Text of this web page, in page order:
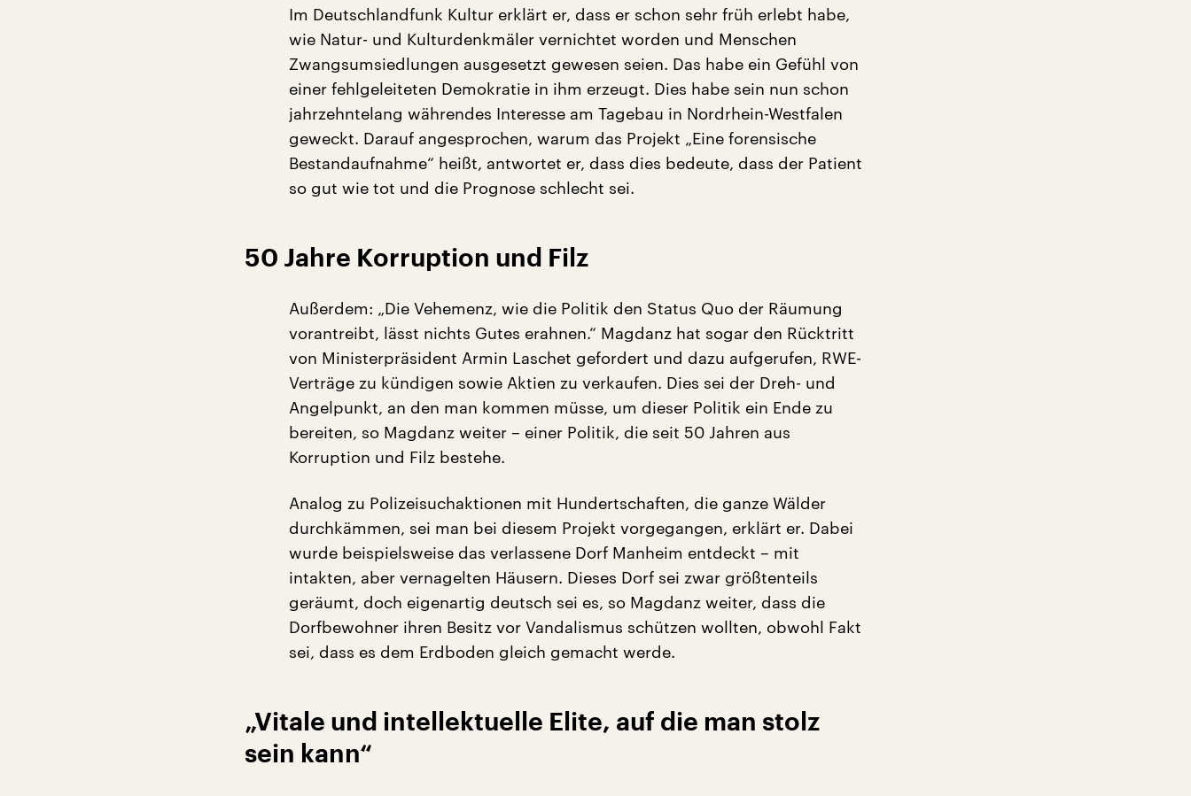
Im Deutschlandfunk Kultur erklärt er, dass er schon sehr früh erlebt habe,
wie Natur- und Kulturdenkmäler vernichtet worden und Menschen
Zwangsumsiedlungen ausgesetzt gewesen seien. Das habe ein Gefühl von
einer fehlgeleiteten Demokratie in ihm erzeugt. Dies habe sein nun schon
jahrzehntelang währendes Interesse am Tagebau in Nordrhein-Westfalen
geweckt. Darauf angesprochen, warum das Projekt „Eine forensische
Bestandaufnahme“ heißt, antwortet er, dass dies bedeute, dass der Patient
so gut wie tot und die Prognose schlecht sei.
50 Jahre Korruption und Filz
Außerdem: „Die Vehemenz, wie die Politik den Status Quo der Räumung
vorantreibt, lässt nichts Gutes erahnen.“ Magdanz hat sogar den Rücktritt
von Ministerpräsident Armin Laschet gefordert und dazu aufgerufen, RWE-
Verträge zu kündigen sowie Aktien zu verkaufen. Dies sei der Dreh- und
Angelpunkt, an den man kommen müsse, um dieser Politik ein Ende zu
bereiten, so Magdanz weiter – einer Politik, die seit 50 Jahren aus
Korruption und Filz bestehe.
Analog zu Polizeisuchaktionen mit Hundertschaften, die ganze Wälder
durchkämmen, sei man bei diesem Projekt vorgegangen, erklärt er. Dabei
wurde beispielsweise das verlassene Dorf Manheim entdeckt – mit
intakten, aber vernagelten Häusern. Dieses Dorf sei zwar größtenteils
geräumt, doch eigenartig deutsch sei es, so Magdanz weiter, dass die
Dorfbewohner ihren Besitz vor Vandalismus schützen wollten, obwohl Fakt
sei, dass es dem Erdboden gleich gemacht werde.
„Vitale und intellektuelle Elite, auf die man stolz
sein kann“